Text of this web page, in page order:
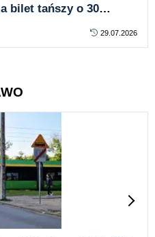
bilet tańszy o 30
29.07.2026